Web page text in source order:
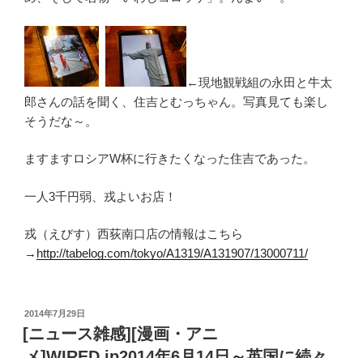
←現地観戦組の永田と牛太
郎さんの話を聞く、住吉とむっちゃん。写真見ても楽し
そうだな～。
ますますロシアW杯に行きたくなった住吉であった。
一人3千円弱、戎よいお店！
戎（えびす）西荻南口店の情報はこちら
→ http://tabelog.com/tokyo/A1319/A131907/13000711/
投
稿
日:
2014年7月29日
[ニュース雑感][漫画・アニ